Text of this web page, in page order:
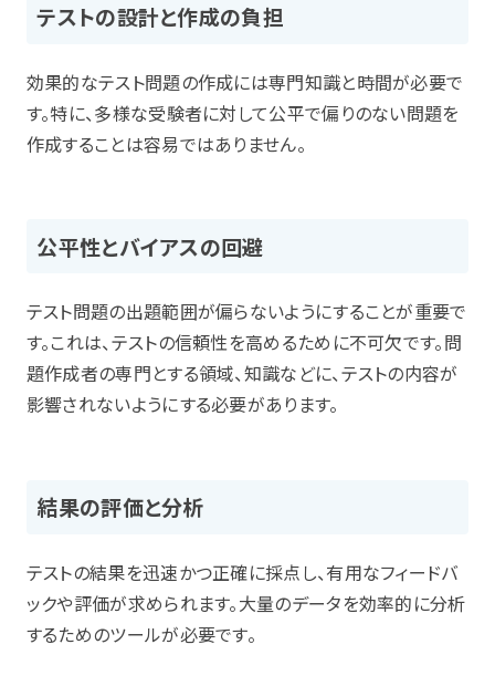
テストの設計と作成の負担
効果的なテスト問題の作成には専門知識と時間が必要で
す。特に、多様な受験者に対して公平で偏りのない問題を
作成することは容易ではありません。
公平性とバイアスの回避
テスト問題の出題範囲が偏らないようにすることが重要で
す。これは、テストの信頼性を高めるために不可欠です。問
題作成者の専門とする領域、知識などに、テストの内容が
影響されないようにする必要があります。
結果の評価と分析
テストの結果を迅速かつ正確に採点し、有用なフィードバ
ックや評価が求められます。大量のデータを効率的に分析
するためのツールが必要です。